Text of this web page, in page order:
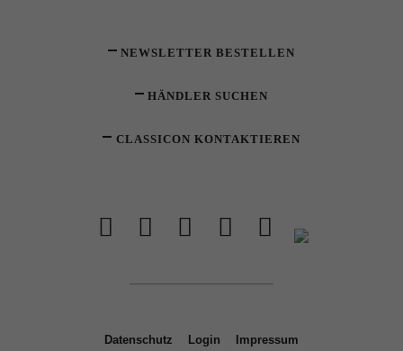
NEWSLETTER BESTELLEN
HÄNDLER SUCHEN
CLASSICON KONTAKTIEREN
Datenschutz Login Impressum